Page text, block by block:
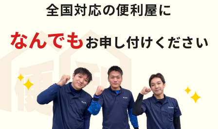
全国対応の便利屋に
なんでもお申し付けください